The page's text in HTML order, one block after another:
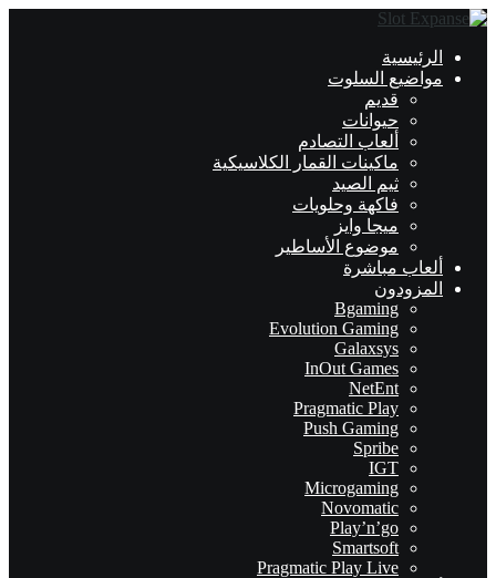
الرئيسية
مواضيع السلوت
قديم
حيوانات
ألعاب التصادم
ماكينات القمار الكلاسيكية
ثيم الصيد
فاكهة وحلويات
ميجا وايز
موضوع الأساطير
ألعاب مباشرة
المزودون
Bgaming
Evolution Gaming
Galaxsys
InOut Games
NetEnt
Pragmatic Play
Push Gaming
Spribe
IGT
Microgaming
Novomatic
Play’n’go
Smartsoft
Pragmatic Play Live